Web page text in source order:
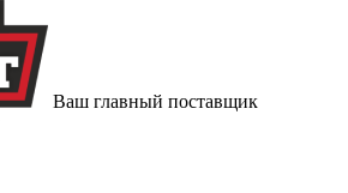
Ваш главный поставщик